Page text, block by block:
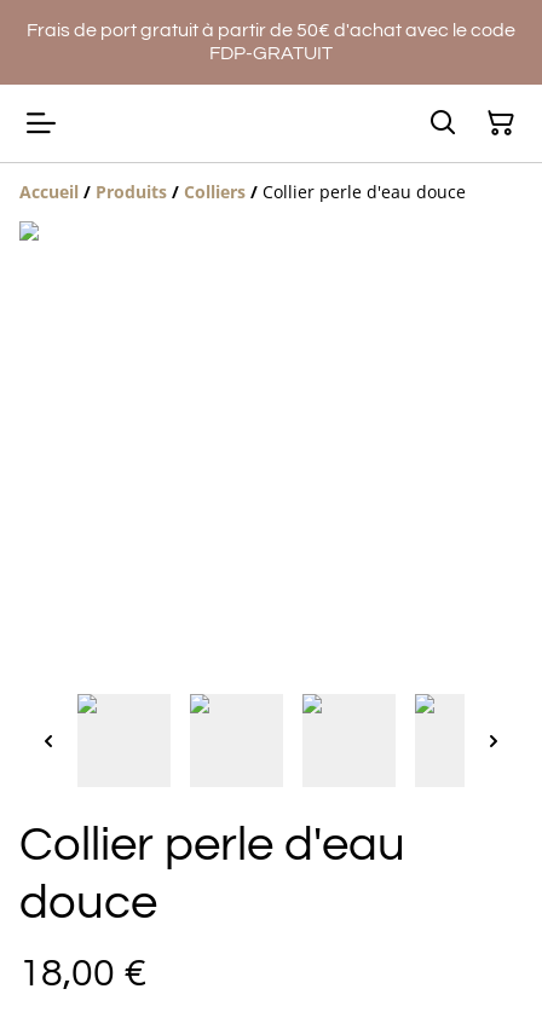
Frais de port gratuit à partir de 50€ d'achat avec le code
FDP-GRATUIT
Accueil / Produits / Colliers / Collier perle d'eau douce
Collier perle d'eau
douce
18,00 €